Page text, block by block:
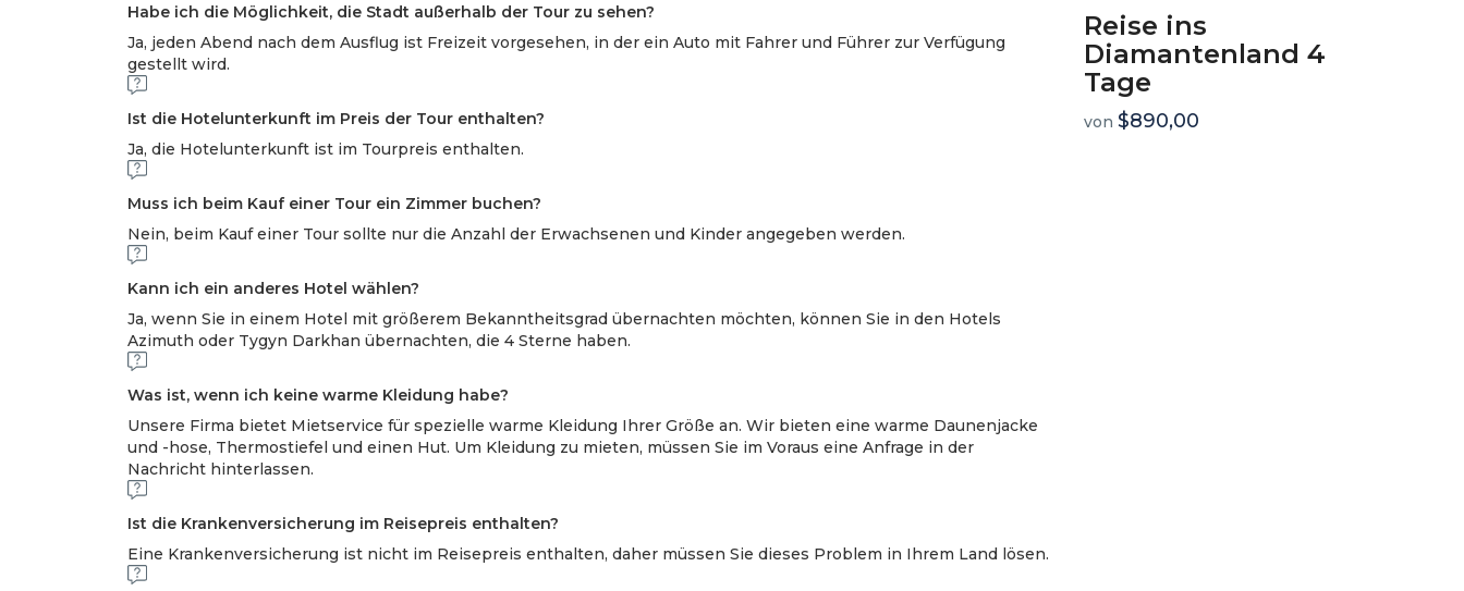
Habe ich die Möglichkeit, die Stadt außerhalb der Tour zu sehen?
Ja, jeden Abend nach dem Ausflug ist Freizeit vorgesehen, in der ein Auto mit Fahrer und Führer zur Verfügung
gestellt wird.
Ist die Hotelunterkunft im Preis der Tour enthalten?
Ja, die Hotelunterkunft ist im Tourpreis enthalten.
Muss ich beim Kauf einer Tour ein Zimmer buchen?
Nein, beim Kauf einer Tour sollte nur die Anzahl der Erwachsenen und Kinder angegeben werden.
Kann ich ein anderes Hotel wählen?
Ja, wenn Sie in einem Hotel mit größerem Bekanntheitsgrad übernachten möchten, können Sie in den Hotels
Azimuth oder Tygyn Darkhan übernachten, die 4 Sterne haben.
Was ist, wenn ich keine warme Kleidung habe?
Unsere Firma bietet Mietservice für spezielle warme Kleidung Ihrer Größe an. Wir bieten eine warme Daunenjacke
und -hose, Thermostiefel und einen Hut. Um Kleidung zu mieten, müssen Sie im Voraus eine Anfrage in der
Nachricht hinterlassen.
Ist die Krankenversicherung im Reisepreis enthalten?
Eine Krankenversicherung ist nicht im Reisepreis enthalten, daher müssen Sie dieses Problem in Ihrem Land lösen.
Reise ins
Diamantenland 4
Tage
von $890,00